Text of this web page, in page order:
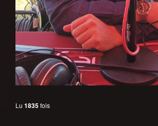
Lu 1835fois